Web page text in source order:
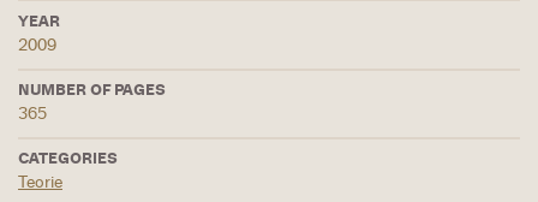
YEAR
2009
NUMBER OF PAGES
365
CATEGORIES
Teorie